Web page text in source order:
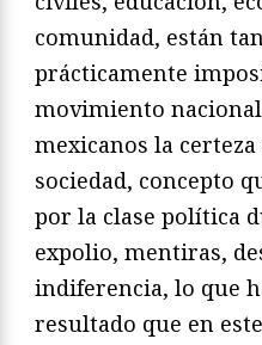
comunidad, están
prácticamente
movimiento
mexicanos la
sociedad, concepto
por la clase política
expolio, mentiras,
indiferencia, lo que
resultado que en